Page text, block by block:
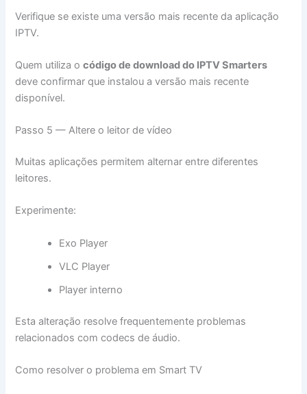
Verifique se existe uma versão mais recente da aplicação
IPTV.
Quem utiliza ocódigo de download do IPTV Smarters
deve confirmar que instalou a versão mais recente
disponível.
Passo 5 — Altere o leitor de vídeo
Muitas aplicações permitem alternar entre diferentes
leitores.
Experimente:
Exo Player
VLC Player
Player interno
Esta alteração resolve frequentemente problemas
relacionados com codecs de áudio.
Como resolver o problema em Smart TV